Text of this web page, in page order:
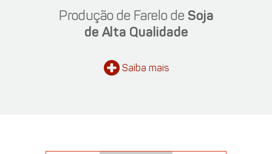
Produção de Farelo de Soja
de Alta Qualidade
Saiba mais